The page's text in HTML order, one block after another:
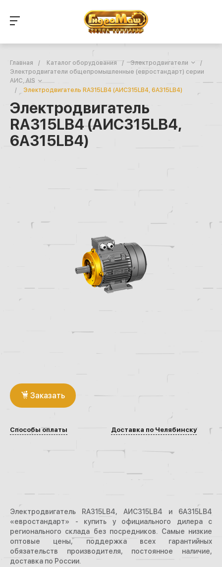
Главная / Каталог оборудования / Электродвигатели
/
Электродвигатели общепромышленные (евростандарт) серии
АИС, AIS
/
Электродвигатель RA315LB4 (АИС315LB4, 6А315LB4)
Электродвигатель
RA315LB4 (АИС315LB4,
6А315LB4)
Заказать
Способы оплаты Доставка по Челябинску
Электродвигатель RA315LB4, АИС315LB4 и 6А315LB4
«евростандарт» - купить у официального дилера с
регионального склада без посредников. Самые низкие
оптовые цены, поддержка всех гарантийных
обязательств производителя, постоянное наличие,
доставка по России.